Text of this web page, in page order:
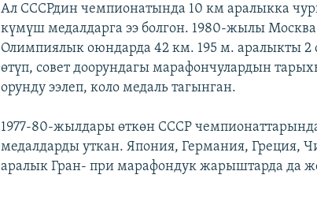
Ал СССРдин чемпионатында 10 км аралыкка
күмүш медалдарга ээ болгон. 1980-жылы
Олимпиялык оюндарда 42 км. 195 м. аралыкты 2
өтүп, совет доорундагы марафончулардын
орунду ээлеп, коло медаль тагынган.
1977-80-жылдары өткөн СССР
медалдарды уткан. Япония, Германия, Греция,
аралык Гран- при марафондук жарыштарда да